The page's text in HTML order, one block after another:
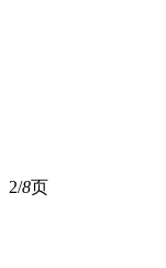
2/8页